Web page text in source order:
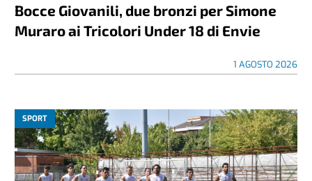
Bocce Giovanili, due bronzi per Simone
Muraro ai Tricolori Under 18 di Envie
1 AGOSTO 2026
SPORT